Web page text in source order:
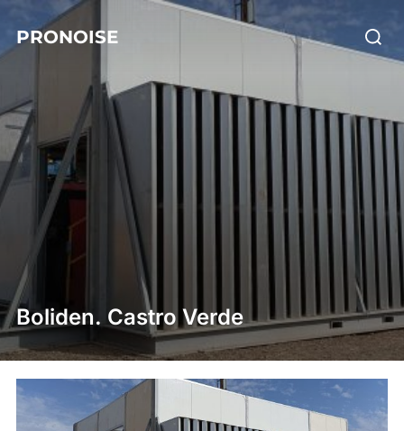
PRONOISE
Search
for:
Boliden. Castro Verde